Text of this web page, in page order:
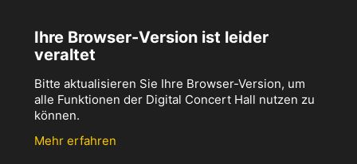
Ihre Browser-Version ist leider
veraltet
Bitte aktualisieren Sie Ihre Browser-Version, um
alle Funktionen der Digital Concert Hall nutzen zu
können.
Mehr erfahren